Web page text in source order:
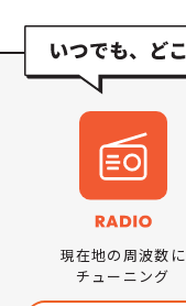
現在地の周波数に
チューニング